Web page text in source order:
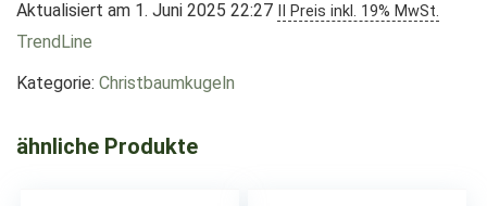
Aktualisiert am 1. Juni 2025 22:27 II Preis inkl. 19% MwSt.
TrendLine
Kategorie: Christbaumkugeln
ähnliche Produkte